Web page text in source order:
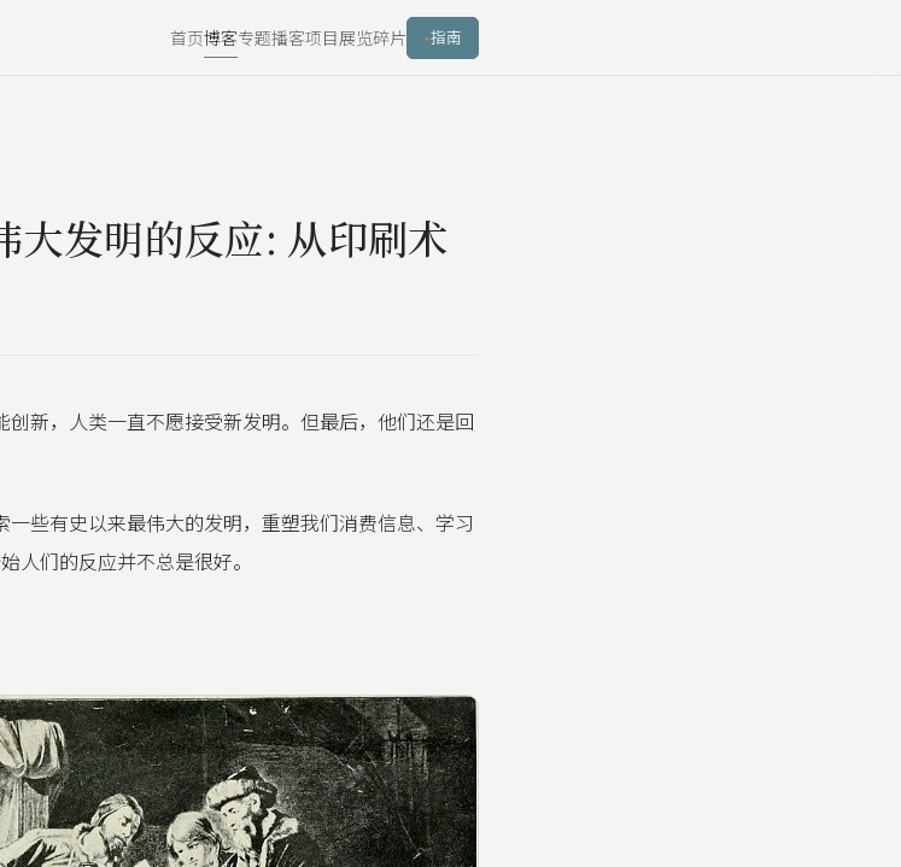
首页博客专题播客项目展览碎片 指南
大发明的反应: 从印刷术
新，人类一直不愿接受新发明。但最后，他们还是回
些有史以来最伟大的发明，重塑我们消费信息、学习
人们的反应并不总是很好。